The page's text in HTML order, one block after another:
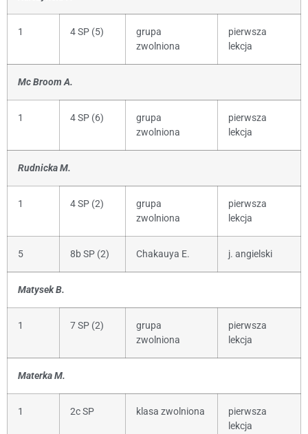
1 4 SP (5)
grupa
zwolniona
pierwsza
lekcja
Mc Broom A.
1 4 SP (6)
grupa
zwolniona
pierwsza
lekcja
Rudnicka M.
1 4 SP (2)
grupa
zwolniona
pierwsza
lekcja
5 8b SP (2) Chakauya E. j. angielski
Matysek B.
1 7 SP (2)
grupa
zwolniona
pierwsza
lekcja
Materka M.
1 2c SP klasa zwolniona
pierwsza
lekcja